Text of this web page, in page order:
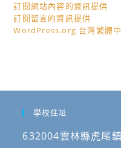
訂閱網站內容的資訊提供
訂閱留言的資訊提供
WordPress.org 台灣繁體
學校住址
632004雲林縣虎尾